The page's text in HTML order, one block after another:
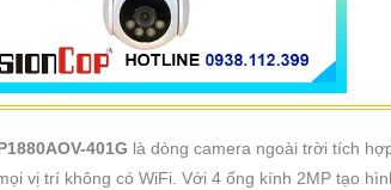
401G là dòng camera ngoài trời tích
vị trí không có WiFi. Với 4 ống kính 2MP tạo